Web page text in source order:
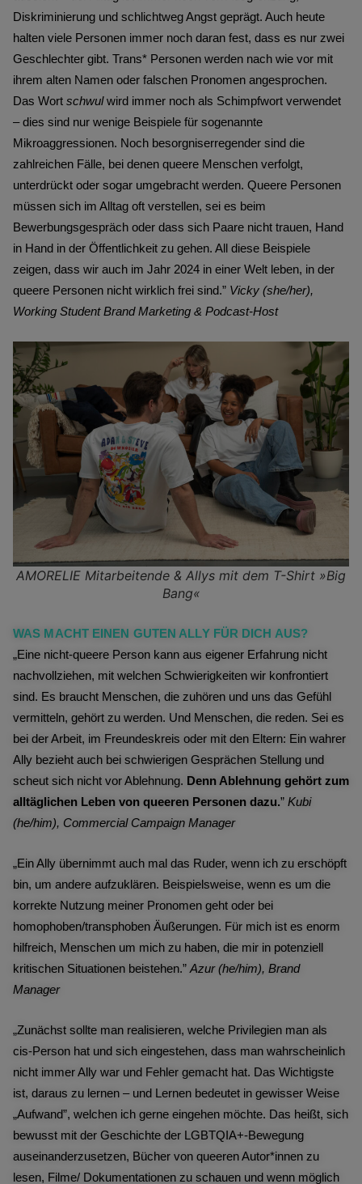
Diskriminierung und schlichtweg Angst geprägt. Auch heute
halten viele Personen immer noch daran fest, dass es nur zwei
Geschlechter gibt. Trans* Personen werden nach wie vor mit
ihrem alten Namen oder falschen Pronomen angesprochen.
Das Wort schwulwird immer noch als Schimpfwort verwendet
– dies sind nur wenige Beispiele für sogenannte
Mikroaggressionen. Noch besorgniserregender sind die
zahlreichen Fälle, bei denen queere Menschen verfolgt,
unterdrückt oder sogar umgebracht werden. Queere Personen
müssen sich im Alltag oft verstellen, sei es beim
Bewerbungsgespräch oder dass sich Paare nicht trauen, Hand
in Hand in der Öffentlichkeit zu gehen. All diese Beispiele
zeigen, dass wir auch im Jahr 2024 in einer Welt leben, in der
queere Personen nicht wirklich frei sind.” Vicky (she/her),
Working Student Brand Marketing & Podcast-Host
AMORELIE Mitarbeitende & Allys mit dem T-Shirt »Big
Bang«
WAS MACHT EINEN GUTEN ALLY FÜR DICH AUS?
„Eine nicht-queere Person kann aus eigener Erfahrung nicht
nachvollziehen, mit welchen Schwierigkeiten wir konfrontiert
sind. Es braucht Menschen, die zuhören und uns das Gefühl
vermitteln, gehört zu werden. Und Menschen, die reden. Sei es
bei der Arbeit, im Freundeskreis oder mit den Eltern: Ein wahrer
Ally bezieht auch bei schwierigen Gesprächen Stellung und
scheut sich nicht vor Ablehnung. Denn Ablehnung gehört zum
alltäglichen Leben von queeren Personen dazu.” Kubi
(he/him), Commercial Campaign Manager
„Ein Ally übernimmt auch mal das Ruder, wenn ich zu erschöpft
bin, um andere aufzuklären. Beispielsweise, wenn es um die
korrekte Nutzung meiner Pronomen geht oder bei
homophoben/transphoben Äußerungen. Für mich ist es enorm
hilfreich, Menschen um mich zu haben, die mir in potenziell
kritischen Situationen beistehen.” Azur (he/him), Brand
Manager
„Zunächst sollte man realisieren, welche Privilegien man als
cis-Person hat und sich eingestehen, dass man wahrscheinlich
nicht immer Ally war und Fehler gemacht hat. Das Wichtigste
ist, daraus zu lernen – und Lernen bedeutet in gewisser Weise
„Aufwand”, welchen ich gerne eingehen möchte. Das heißt, sich
bewusst mit der Geschichte der LGBTQIA+-Bewegung
auseinanderzusetzen, Bücher von queeren Autor*innen zu
lesen, Filme/ Dokumentationen zu schauen und wenn möglich